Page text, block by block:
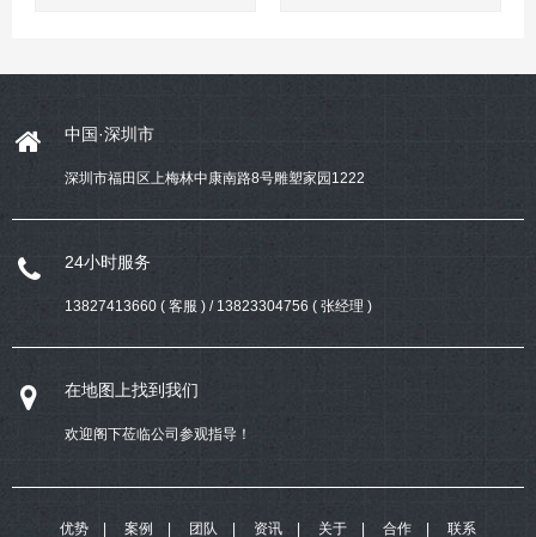
中国·深圳市
深圳市福田区上梅林中康南路8号雕塑家园1222
24小时服务
13827413660 ( 客服 ) / 13823304756 ( 张经理 )
在地图上找到我们
欢迎阁下莅临公司参观指导！
优势 案例 团队 资讯 关于 合作 联系